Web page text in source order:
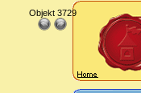
Objekt 3729